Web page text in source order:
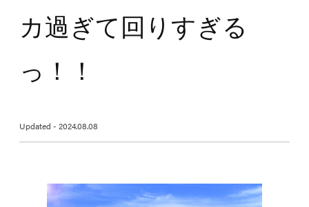
カ過ぎて回りすぎる
っ！！
Updated - 2024.08.08